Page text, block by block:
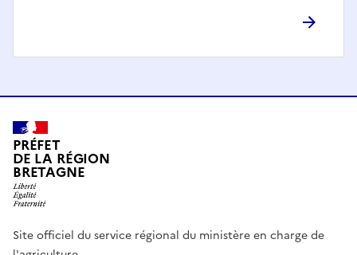
PRÉFET
DE LA RÉGION
BRETAGNE
Site officiel du service régional du ministère en charge de